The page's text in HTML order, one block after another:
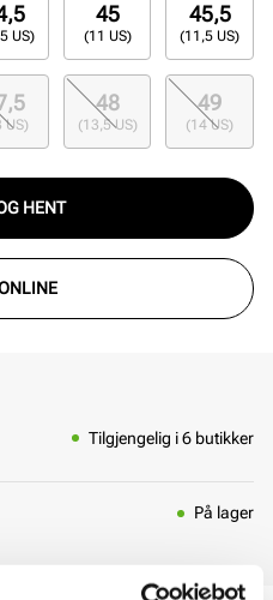
US)
45
(11 US)
45,5
(11,5 US)
US)
48
(13,5 US)
49
(14 US)
HENT
Tilgjengelig i 6 butikker
På lager